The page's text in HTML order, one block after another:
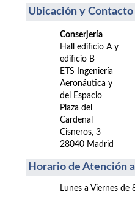
Ubicación y Contacto
Conserjería
Hall edificio A y
edificio B
ETS Ingeniería
Aeronáutica y
del Espacio
Plaza del
Cardenal
Cisneros, 3
28040 Madrid
Horario de Atención
Lunes a Viernes